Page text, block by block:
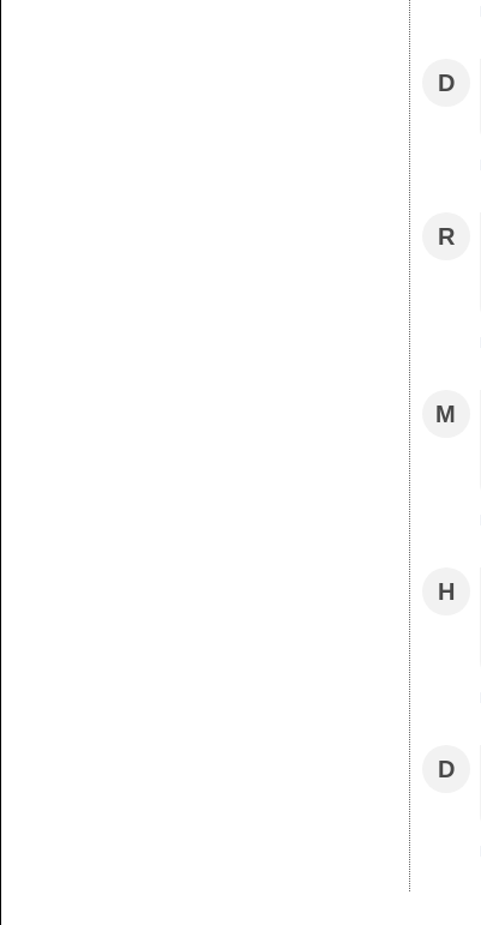
D
R
M
H
D